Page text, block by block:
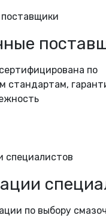
по
стандартам,
по выбору